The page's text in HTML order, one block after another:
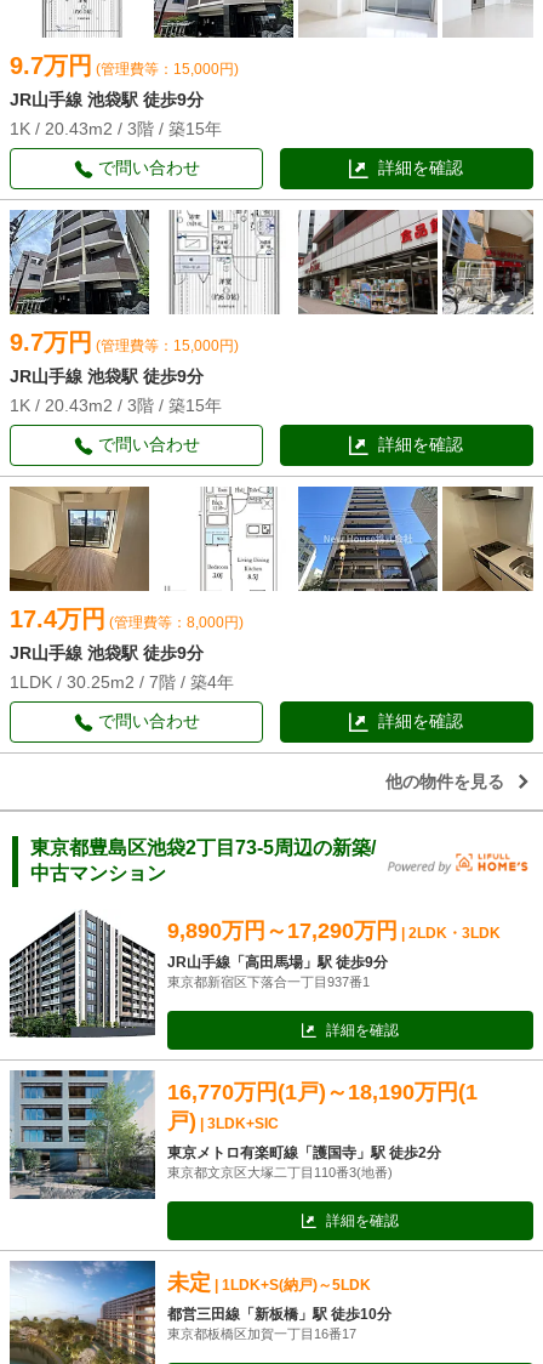
9.7万円 (管理費等：15,000円)
JR山手線 池袋駅 徒歩9分
1K / 20.43m2 / 3階 / 築15年
で問い合わせ
詳細を確認
9.7万円 (管理費等：15,000円)
JR山手線 池袋駅 徒歩9分
1K / 20.43m2 / 3階 / 築15年
で問い合わせ
詳細を確認
17.4万円 (管理費等：8,000円)
JR山手線 池袋駅 徒歩9分
1LDK / 30.25m2 / 7階 / 築4年
で問い合わせ
詳細を確認
他の物件を見る
東京都豊島区池袋2丁目73-5周辺の新築/
中古マンション
9,890万円～17,290万円
| 2LDK・3LDK
JR山手線「高田馬場」駅 徒歩9分
東京都新宿区下落合一丁目937番1
詳細を確認
16,770万円(1戸)～18,190万円(1
戸) | 3LDK+SIC
東京メトロ有楽町線「護国寺」駅 徒歩2分
東京都文京区大塚二丁目110番3(地番)
詳細を確認
未定 | 1LDK+S(納戸)～5LDK
都営三田線「新板橋」駅 徒歩10分
東京都板橋区加賀一丁目16番17